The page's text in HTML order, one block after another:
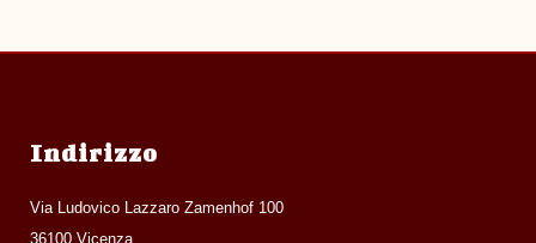
Indirizzo
Via Ludovico Lazzaro Zamenhof 100
36100 Vicenza